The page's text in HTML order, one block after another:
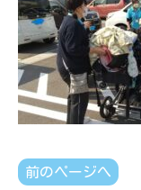
前のページへ